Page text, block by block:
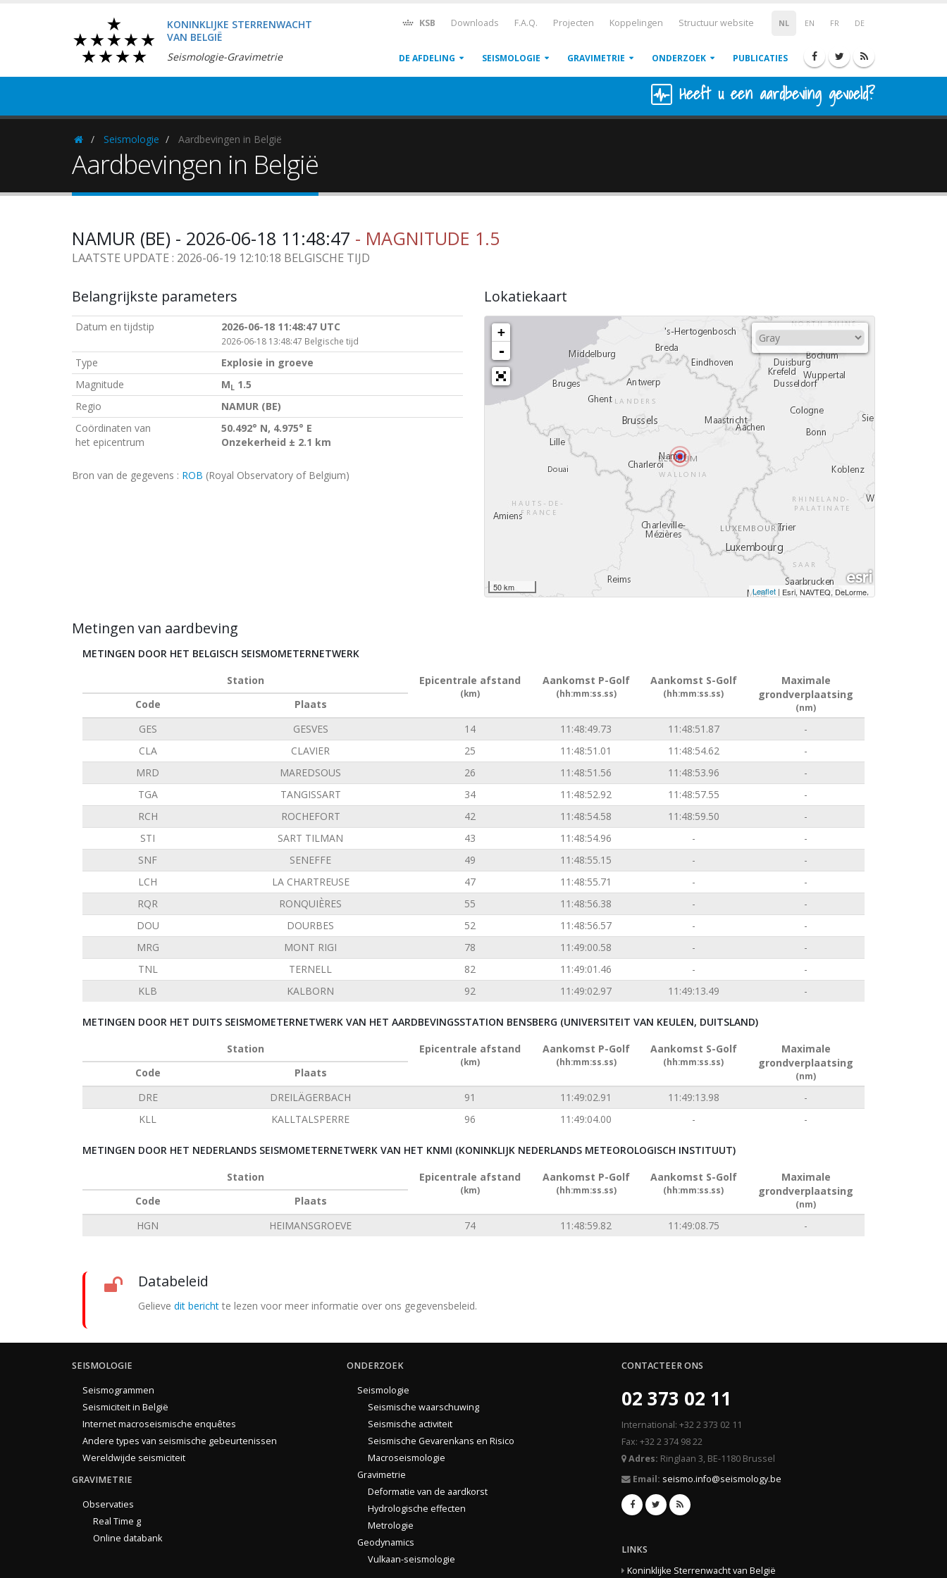
KONINKLIJKE STERRENWACHT
VAN BELGIË
Seismologie-Gravimetrie
NL EN FR DE
KSB Downloads F.A.Q. Projecten Koppelingen Structuur website
DE AFDELING SEISMOLOGIE GRAVIMETRIE ONDERZOEK PUBLICATIES
Heeft u een aardbeving gevoeld?
HomepageSeismologie Aardbevingen in België
Aardbevingen in België
NAMUR (BE) - 2026-06-18 11:48:47 - MAGNITUDE 1.5
LAATSTE UPDATE : 2026-06-19 12:10:18 BELGISCHE TIJD
Belangrijkste parameters
Datum en tijdstip 2026-06-18 11:48:47 UTC
2026-06-18 13:48:47 Belgische tijd
Type
Explosie in groeve
Magnitude
ML 1.5
Regio
NAMUR (BE)
Coördinaten van
het epicentrum
50.492° N, 4.975° E
Onzekerheid ± 2.1 km
Bron van de gegevens : ROB (Royal Observatory of Belgium)
Lokatiekaart
+
-
50 km Leaflet | Esri, NAVTEQ, DeLorme,
Metingen van aardbeving
METINGEN DOOR HET BELGISCH SEISMOMETERNETWERK
Station
Epicentrale afstand
(km)
Aankomst P-Golf
(hh:mm:ss.ss)
Aankomst S-Golf
(hh:mm:ss.ss)
Maximale
grondverplaatsing
(nm)
Code
Plaats
GES
GESVES 14 11:48:49.73 11:48:51.87
-
CLA
CLAVIER 25 11:48:51.01 11:48:54.62
-
MRD
MAREDSOUS 26 11:48:51.56 11:48:53.96
-
TGA
TANGISSART 34 11:48:52.92 11:48:57.55
-
RCH
ROCHEFORT 42 11:48:54.58 11:48:59.50
-
STI
SART TILMAN 43 11:48:54.96 -
-
SNF
SENEFFE 49 11:48:55.15 -
-
LCH
LA CHARTREUSE 47 11:48:55.71 -
-
RQR
RONQUIÈRES 55 11:48:56.38 -
-
DOU
DOURBES 52 11:48:56.57 -
-
MRG
MONT RIGI 78 11:49:00.58 -
-
TNL
TERNELL 82 11:49:01.46 -
-
KLB
KALBORN 92 11:49:02.97 11:49:13.49 -
METINGEN DOOR HET DUITS SEISMOMETERNETWERK VAN HET AARDBEVINGSSTATION BENSBERG (UNIVERSITEIT VAN KEULEN, DUITSLAND)
Station
Epicentrale afstand
(km)
Aankomst P-Golf
(hh:mm:ss.ss)
Aankomst S-Golf
(hh:mm:ss.ss)
Maximale
grondverplaatsing
(nm)
Code
Plaats
DRE
DREILÄGERBACH 91 11:49:02.91 11:49:13.98
-
KLL
KALLTALSPERRE 96 11:49:04.00 - -
METINGEN DOOR HET NEDERLANDS SEISMOMETERNETWERK VAN HET KNMI (KONINKLIJK NEDERLANDS METEOROLOGISCH INSTITUUT)
Station
Epicentrale afstand
(km)
Aankomst P-Golf
(hh:mm:ss.ss)
Aankomst S-Golf
(hh:mm:ss.ss)
Maximale
grondverplaatsing
(nm)
Code
Plaats
HGN
HEIMANSGROEVE 74 11:48:59.82 11:49:08.75 -
Databeleid
Gelieve dit bericht te lezen voor meer informatie over ons gegevensbeleid.
SEISMOLOGIE
Seismogrammen
Seismiciteit in België
Internet macroseismische enquêtes
Andere types van seismische gebeurtenissen
Wereldwijde seismiciteit
GRAVIMETRIE
Observaties
Real Time g
Online databank
ONDERZOEK
Seismologie
Seismische waarschuwing
Seismische activiteit
Seismische Gevarenkans en Risico
Macroseismologie
Gravimetrie
Deformatie van de aardkorst
Hydrologische effecten
Metrologie
Geodynamics
Vulkaan-seismologie
CONTACTEER ONS
02 373 02 11
International: +32 2 373 02 11
Fax: +32 2 374 98 22
Adres: Ringlaan 3, BE-1180 Brussel
Email: seismo.info@seismology.be
LINKS
Koninklijke Sterrenwacht van België